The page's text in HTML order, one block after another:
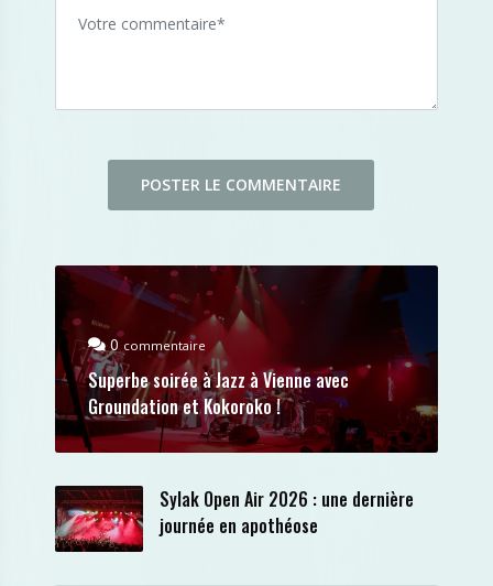
0commentaire
Superbe soirée à Jazz à Vienne avec
Groundation et Kokoroko !
Sylak Open Air 2026 : une dernière
journée en apothéose